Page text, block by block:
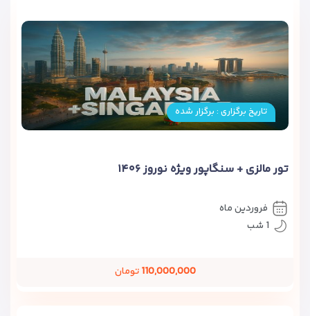
تاریخ برگزاری : برگزار شده
تور مالزی + سنگاپور ویژه نوروز ۱۴۰۶
فروردین ماه
1 شب
110,000,000تومان